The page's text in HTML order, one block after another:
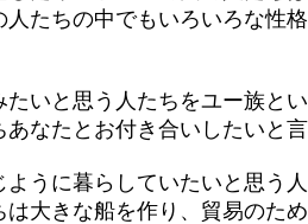
人たちの中でもいろいろな性
たいと思う人たちをユー族とい
なたとお付き合いしたいと
うに暮らしていたいと思う
大きな船を作り、貿易のた